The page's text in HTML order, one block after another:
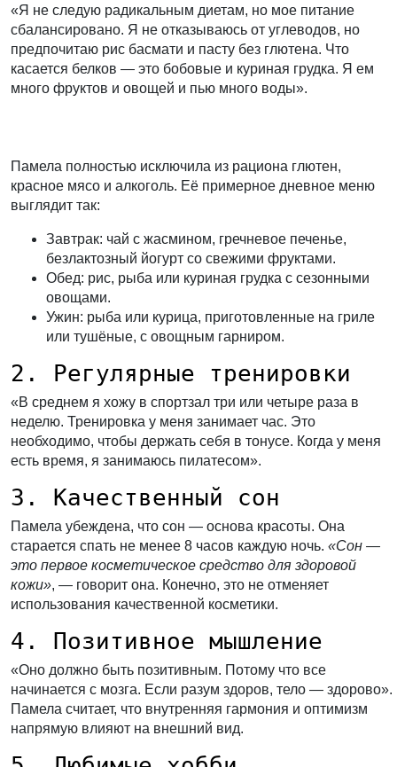
«Я не следую радикальным диетам, но мое питание
сбалансировано. Я не отказываюсь от углеводов, но
предпочитаю рис басмати и пасту без глютена. Что
касается белков — это бобовые и куриная грудка. Я ем
много фруктов и овощей и пью много воды».
Памела полностью исключила из рациона глютен,
красное мясо и алкоголь. Её примерное дневное меню
выглядит так:
Завтрак: чай с жасмином, гречневое печенье,
безлактозный йогурт со свежими фруктами.
Обед: рис, рыба или куриная грудка с сезонными
овощами.
Ужин: рыба или курица, приготовленные на гриле
или тушёные, с овощным гарниром.
2. Регулярные тренировки
«В среднем я хожу в спортзал три или четыре раза в
неделю. Тренировка у меня занимает час. Это
необходимо, чтобы держать себя в тонусе. Когда у меня
есть время, я занимаюсь пилатесом».
3. Качественный сон
Памела убеждена, что сон — основа красоты. Она
старается спать не менее 8 часов каждую ночь.«Сон —
это первое косметическое средство для здоровой
кожи», — говорит она. Конечно, это не отменяет
использования качественной косметики.
4. Позитивное мышление
«Оно должно быть позитивным. Потому что все
начинается с мозга. Если разум здоров, тело — здорово».
Памела считает, что внутренняя гармония и оптимизм
напрямую влияют на внешний вид.